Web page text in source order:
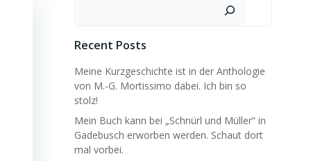
Recent Posts
Meine Kurzgeschichte ist in der Anthologie
von M.-G. Mortissimo dabei. Ich bin so
stolz!
Mein Buch kann bei „Schnürl und Müller“ in
Gadebusch erworben werden. Schaut dort
mal vorbei.